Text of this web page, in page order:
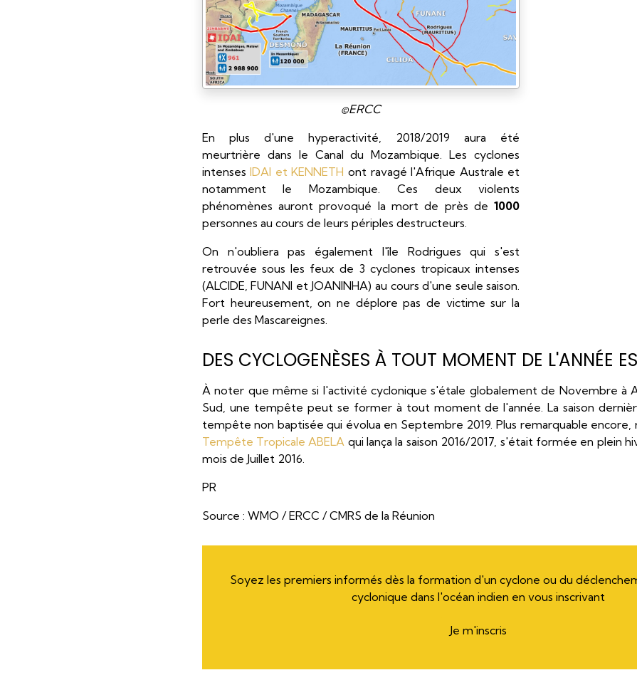
©ERCC
En plus d'une hyperactivité, 2018/2019 aura été
meurtrière dans le Canal du Mozambique. Les cyclones
intensesIDAI et KENNETH ont ravagé l'Afrique Australe et
notamment le Mozambique. Ces deux violents
phénomènes auront provoqué la mort de près de1000
personnes au cours de leurs périples destructeurs.
On n'oubliera pas également l'île Rodrigues qui s'est
retrouvée sous les feux de 3 cyclones tropicaux intenses
(ALCIDE, FUNANI et JOANINHA) au cours d'une seule saison.
Fort heureusement, on ne déplore pas de victime sur la
perle des Mascareignes.
DES CYCLOGENÈSES À TOUT MOMENT DE L'ANNÉE
À noter que même si l'activité cyclonique s'étale globalement de Novembre à
Sud, une tempête peut se former à tout moment de l'année. La saison
tempête non baptisée qui évolua en Septembre 2019. Plus remarquable encore,
Tempête Tropicale ABELA qui lança la saison 2016/2017, s'était formée en plein
mois de Juillet 2016.
PR
Source : WMO / ERCC / CMRS de la Réunion
Soyez les premiers informés dès la formation d'un cyclone ou du
cyclonique dans l'océan indien en vous inscrivant
Je m'inscris